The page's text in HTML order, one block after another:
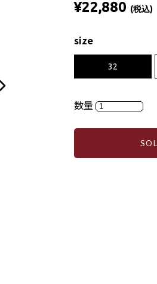
¥22,880 (税込)
size
32
数量